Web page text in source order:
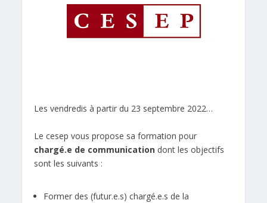
Les vendredis à partir du 23 septembre 2022…
Le cesep vous propose sa formation pour
chargé.e de communication dont les objectifs
sont les suivants :
Former des (futur.e.s) chargé.e.s de la